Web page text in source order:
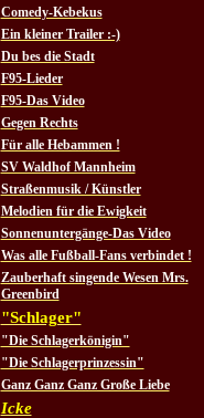
Comedy-Kebekus
Ein kleiner Trailer :-)
Du bes die Stadt
F95-Lieder
F95-Das Video
Gegen Rechts
Für alle Hebammen !
SV Waldhof Mannheim
Straßenmusik / Künstler
Melodien für die Ewigkeit
Sonnenuntergänge-Das Video
Was alle Fußball-Fans verbindet !
Zauberhaft singende Wesen Mrs.
Greenbird
"Schlager"
"Die Schlagerkönigin"
"Die Schlagerprinzessin"
Ganz Ganz Ganz Große Liebe
Icke